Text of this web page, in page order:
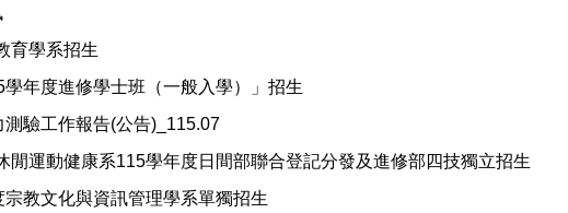
育學系招生
年度進修學士班（一般入學）」招生
驗工作報告(公告)_115.07
閒運動健康系115學年度日間部聯合登記分發及進修部四技獨立招生
教文化與資訊管理學系單獨招生